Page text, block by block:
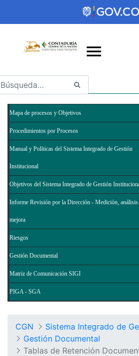
Saltar al contenido principal
Abrir menú de accesibilidad
Mapa de procesos y Objetivos
Procedimientos por Procesos
Manual y Políticas del Sistema Integrado de Gestión
Institucional
Objetivos del Sistema Integrado de Gestión
Informe Revisión por la Dirección - Medición,
mejora
Riesgos
Gestión Documental
Matriz de Comunicación SIGI
PIGA - SGA
CGN
Gestión Documental